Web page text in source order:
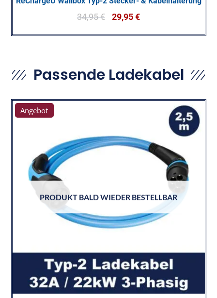
34,95€ 29,95€
Passende Ladekabel
Angebot
PRODUKT BALD WIEDER BESTELLBAR